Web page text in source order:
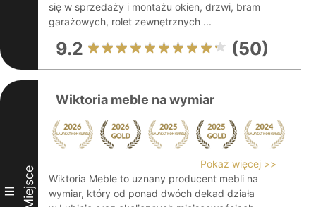
się w sprzedaży i montażu okien, drzwi, bram
garażowych, rolet zewnętrznych ...
9.2 (50)
III Miejsce
Wiktoria meble na wymiar
Pokaż więcej >>
Wiktoria Meble to uznany producent mebli na
wymiar, który od ponad dwóch dekad działa